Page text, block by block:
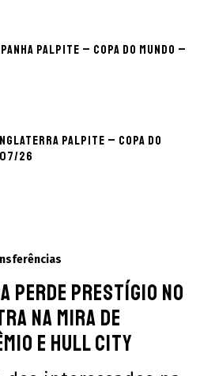
palpite – Copa do Mundo –
palpite – Copa do
26
perde prestígio no
na mira de
e Hull City